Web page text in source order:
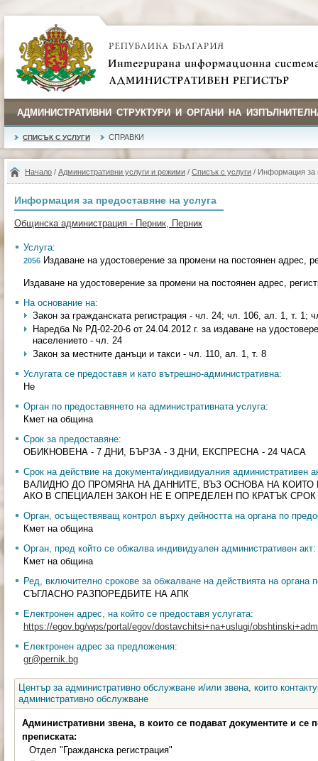
АДМИНИСТРАТИВНИ СТРУКТУРИ И ОРГАНИ НА
СПИСЪК С УСЛУГИ СПРАВКИ
Начало / Административни услуги и режими / Списък с услуги / Информация за
Информация за предоставяне на услуга
Общинска администрация - Перник, Перник
Услуга:
2056 Издаване на удостоверение за промени на постоянен адрес,
Издаване на удостоверение за промени на постоянен адрес,
На основание на:
Закон за гражданската регистрация - чл. 24; чл. 106, ал. 1, т. 1;
Наредба № РД-02-20-6 от 24.04.2012 г. за издаване на
населението - чл. 24
Закон за местните данъци и такси - чл. 110, ал. 1, т. 8
Услугата се предоставя и като вътрешно-административна:
Не
Орган по предоставянето на административната услуга:
Кмет на община
Срок за предоставяне:
ОБИКНОВЕНА - 7 ДНИ, БЪРЗА - 3 ДНИ, ЕКСПРЕСНА - 24 ЧАСА
Срок на действие на документа/индивидуалния административен
ВАЛИДНО ДО ПРОМЯНА НА ДАННИТЕ, ВЪЗ ОСНОВА НА
АКО В СПЕЦИАЛЕН ЗАКОН НЕ Е ОПРЕДЕЛЕН ПО КРАТЪК
Орган, осъществяващ контрол върху дейността на органа по
Кмет на община
Орган, пред който се обжалва индивидуален административен акт:
Кмет на община
Ред, включително срокове за обжалване на действията на органа
СЪГЛАСНО РАЗПОРЕДБИТЕ НА АПК
Електронен адрес, на който се предоставя услугата:
https://egov.bg/wps/portal/egov/dostavchitsi+na+uslugi/
Електронен адрес за предложения:
gr@pernik.bg
Център за административно обслужване и/или звена, които
административно обслужване
Административни звена, в които се подават документите и се
преписката:
Отдел "Гражданска регистрация"